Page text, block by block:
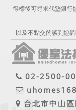
得標後可尋求代墊銀行
以及不點交的談判協
02-2500-
台北市中山